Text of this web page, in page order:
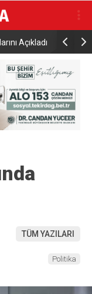
Açıkladı
TÜM YAZILARI
Politika